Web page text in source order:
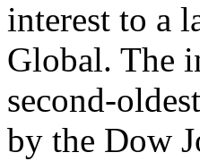
interest to a
Global. The
second-
by the Dow